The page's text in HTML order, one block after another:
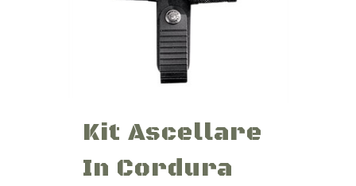
Kit Ascellare
In Cordura